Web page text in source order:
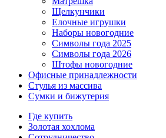
Щелкунчики
Елочные игрушки
Наборы новогодние
Символы года 2025
Символы года 2026
Штофы новогодние
Офисные принадлежности
Стулья из массива
Сумки и бижутерия
Где купить
Золотая хохлома